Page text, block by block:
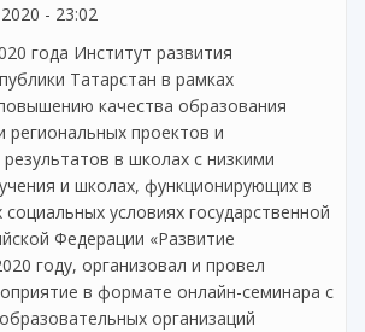
- 23:02
года Институт развития
Татарстан в рамках
качества образования
региональных проектов и
в школах с низкими
и школах, функционирующих в
условиях государственной
Федерации «Развитие
году, организовал и провел
в формате онлайн-семинара с
организаций